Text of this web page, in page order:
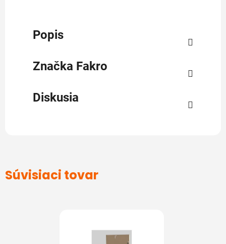
Popis
Značka Fakro
Diskusia
Súvisiaci tovar